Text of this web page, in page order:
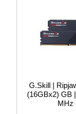
G.Skill |
(16GBx2) GB
MHz